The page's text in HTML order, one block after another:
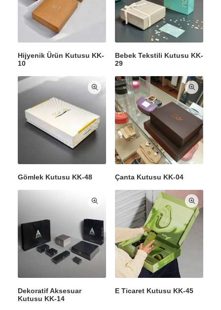
Hijyenik Ürün Kutusu KK-
10
Bebek Tekstili Kutusu KK-
29
Gömlek Kutusu KK-48 Çanta Kutusu KK-04
Dekoratif Aksesuar
Kutusu KK-14
E Ticaret Kutusu KK-45